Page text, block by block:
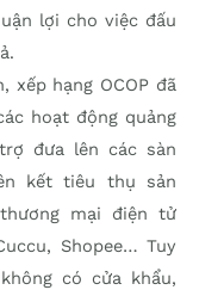
lợi cho việc đấu
xếp hạng OCOP đã
hoạt động quảng
đưa lên các sàn
kết tiêu thụ sản
mại điện tử
Shopee… Tuy
có cửa khẩu,